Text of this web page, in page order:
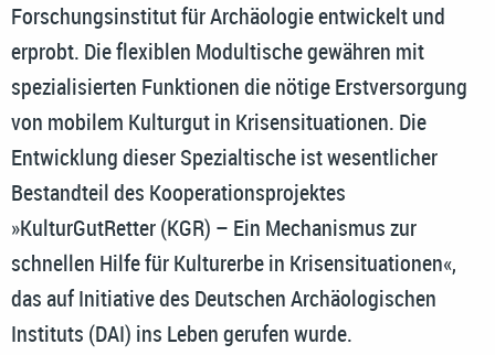
Forschungsinstitut für Archäologie entwickelt und
erprobt. Die flexiblen Modultische gewähren mit
spezialisierten Funktionen die nötige Erstversorgung
von mobilem Kulturgut in Krisensituationen. Die
Entwicklung dieser Spezialtische ist wesentlicher
Bestandteil des Kooperationsprojektes
»KulturGutRetter (KGR) – Ein Mechanismus zur
schnellen Hilfe für Kulturerbe in Krisensituationen«,
das auf Initiative des Deutschen Archäologischen
Instituts (DAI) ins Leben gerufen wurde.